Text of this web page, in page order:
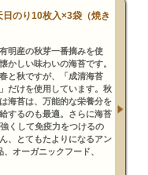
のり10枚入×3袋（焼き
明産の秋芽一番摘みを使
かしい味わいの海苔です。
と秋ですが、「成清海苔
だけを使用しています。秋
海苔は、万能的な栄養分を
するのも最適。さらに海苔
くして免疫力をつけるの
、とてもたよりになるアン
オーガニックフード、